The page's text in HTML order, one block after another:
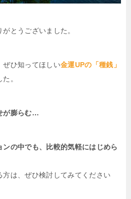
とうございました。
ぜひ知ってほしい金運UPの「種銭」
。
が膨らむ…
ンの中でも、比較的気軽にはじめら
方は、ぜひ検討してみてください